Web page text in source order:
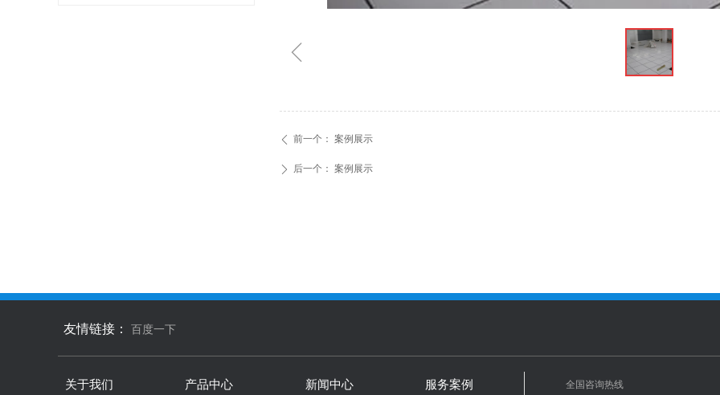
ꁆ
ꄴ 前一个： 案例展示
ꄲ 后一个： 案例展示
友情链接： 百度一下
关于我们 产品中心 新闻中心 服务案例 全国咨询热线